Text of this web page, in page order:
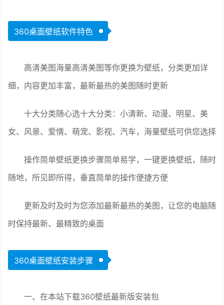
360桌面壁纸软件特色
高清美图海量高清美图等你更换为壁纸，分类更加详
细，内容更加丰富，最新最热的美图随时更新
十大分类随心选十大分类：小清新、动漫、明星、美
女、风景、爱情、萌宠、影视、汽车，海量壁纸可供您选择
操作简单壁纸更换步骤简单易学，一键更换壁纸，随时
随地，所见即所得，垂直简单的操作便捷方便
更新及时及时为您添加最新最热的美图，让您的电脑随
时保持最新、最精致的桌面
360桌面壁纸安装步骤
一、在本站下载360壁纸最新版安装包